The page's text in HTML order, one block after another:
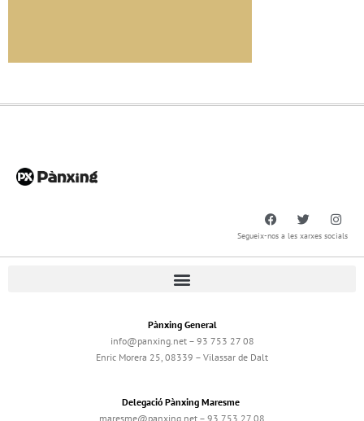
Segueix-nos a les xarxes socials
Pànxing General
info@panxing.net – 93 753 27 08
Enric Morera 25, 08339 – Vilassar de Dalt
Delegació Pànxing Maresme
maresme@panxing.net – 93 753 27 08